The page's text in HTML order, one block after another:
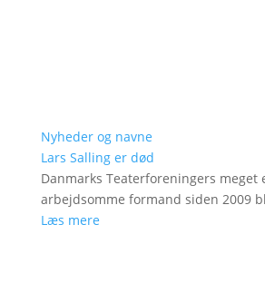
Nyheder og navne
Lars Salling er død
Danmarks Teaterforeningers meget
arbejdsomme formand siden 2009
Læs mere